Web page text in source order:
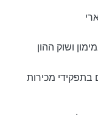
ושוק ההון
בתפקידי מכירות